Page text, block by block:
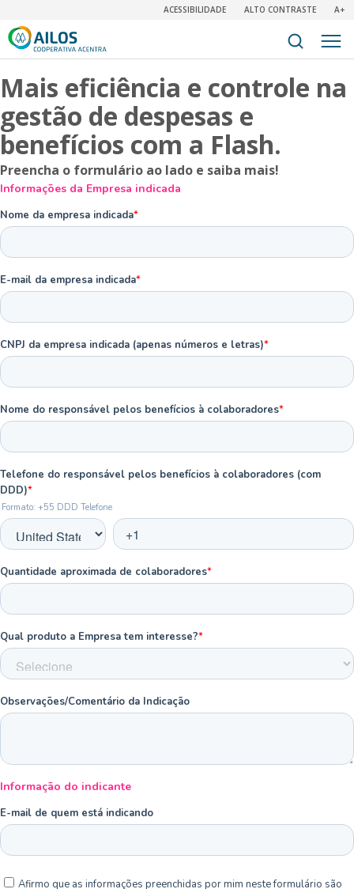
ACESSIBILIDADE ALTO CONTRASTE A+
Mais eficiência e controle na
gestão de despesas e
benefícios com a Flash.
Preencha o formulário ao lado e saiba mais!